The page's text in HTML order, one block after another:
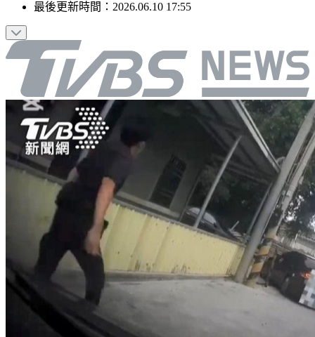
發佈時間：2026.06.10 17:55